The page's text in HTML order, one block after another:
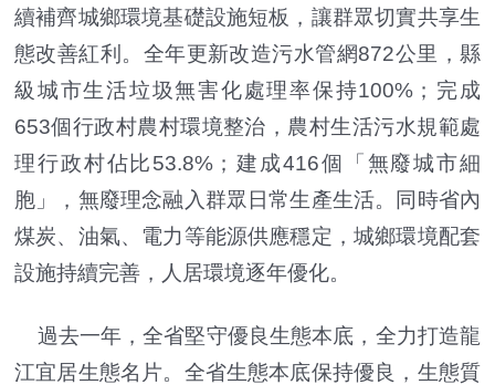
續補齊城鄉環境基礎設施短板，讓群眾切實共享生
態改善紅利。全年更新改造污水管網872公里，縣
級城市生活垃圾無害化處理率保持100%；完成
653個行政村農村環境整治，農村生活污水規範處
理行政村佔比53.8%；建成416個「無廢城市細
胞」，無廢理念融入群眾日常生產生活。同時省內
煤炭、油氣、電力等能源供應穩定，城鄉環境配套
設施持續完善，人居環境逐年優化。
過去一年，全省堅守優良生態本底，全力打造龍
江宜居生態名片。全省生態本底保持優良，生態質